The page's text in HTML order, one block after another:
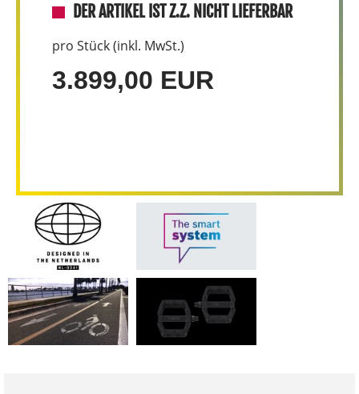
DER ARTIKEL IST Z.Z. NICHT LIEFERBAR
pro Stück (inkl. MwSt.)
3.899,00 EUR